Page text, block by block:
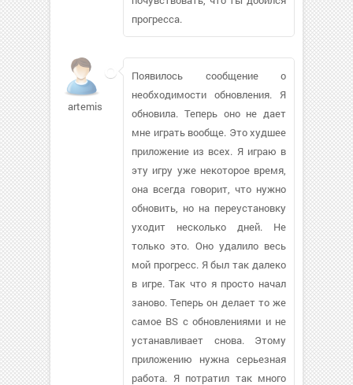
прогресса.
artemis90
Появилось сообщение о
необходимости обновления. Я
обновила. Теперь оно не дает
мне играть вообще. Это худшее
приложение из всех. Я играю в
эту игру уже некоторое время,
она всегда говорит, что нужно
обновить, но на переустановку
уходит несколько дней. Не
только это. Оно удалило весь
мой прогресс. Я был так далеко
в игре. Так что я просто начал
заново. Теперь он делает то же
самое BS с обновлениями и не
устанавливает снова. Этому
приложению нужна серьезная
работа. Я потратил так много